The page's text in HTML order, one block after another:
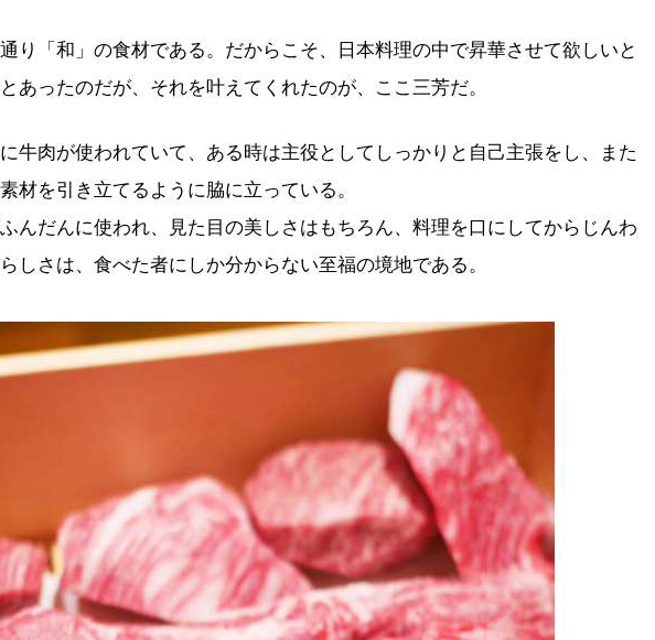
り「和」の食材である。だからこそ、日本料理の中で昇華させて欲しいと
あったのだが、それを叶えてくれたのが、ここ三芳だ。
牛肉が使われていて、ある時は主役としてしっかりと自己主張をし、また
材を引き立てるように脇に立っている。
んだんに使われ、見た目の美しさはもちろん、料理を口にしてからじんわ
しさは、食べた者にしか分からない至福の境地である。